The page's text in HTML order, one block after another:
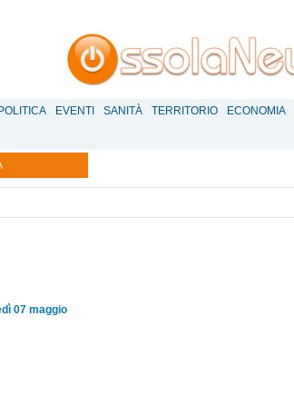
POLITICA EVENTI SANITÀ TERRITORIO ECONOMIA
07 maggio